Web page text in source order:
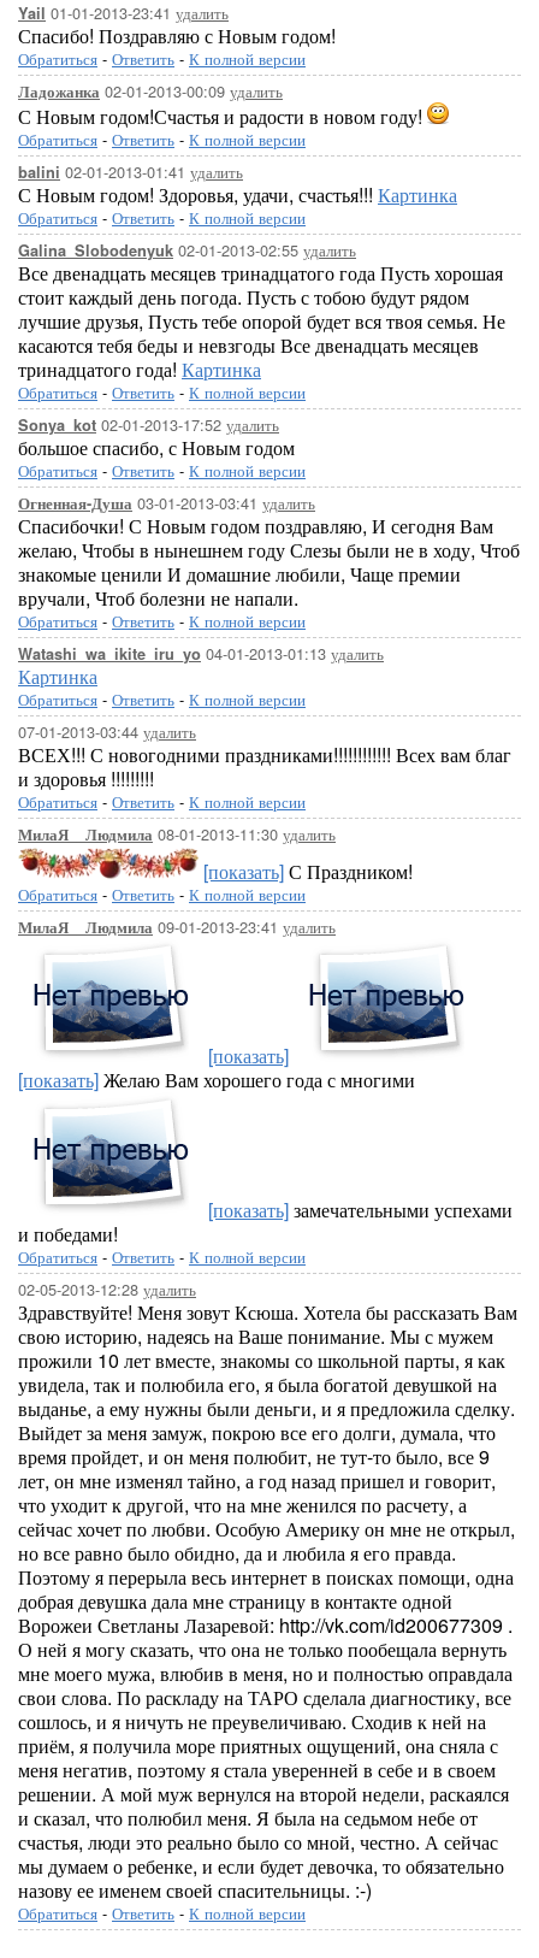
Yail 01-01-2013-23:41 удалить
Спасибо! Поздравляю с Новым годом!
Обратиться - Ответить - К полной версии
Ладожанка 02-01-2013-00:09 удалить
С Новым годом!Счастья и радости в новом году!
Обратиться - Ответить - К полной версии
balini 02-01-2013-01:41 удалить
С Новым годом! Здоровья, удачи, счастья!!! Картинка
Обратиться - Ответить - К полной версии
Galina_Slobodenyuk 02-01-2013-02:55 удалить
Все двенадцать месяцев тринадцатого года Пусть хорошая
стоит каждый день погода. Пусть с тобою будут рядом
лучшие друзья, Пусть тебе опорой будет вся твоя семья. Не
касаются тебя беды и невзгоды Все двенадцать месяцев
тринадцатого года! Картинка
Обратиться - Ответить - К полной версии
Sonya_kot 02-01-2013-17:52 удалить
большое спасибо, с Новым годом
Обратиться - Ответить - К полной версии
Огненная-Душа 03-01-2013-03:41 удалить
Спасибочки! С Новым годом поздравляю, И сегодня Вам
желаю, Чтобы в нынешнем году Слезы были не в ходу, Чтоб
знакомые ценили И домашние любили, Чаще премии
вручали, Чтоб болезни не напали.
Обратиться - Ответить - К полной версии
Watashi_wa_ikite_iru_yo 04-01-2013-01:13 удалить
Картинка
Обратиться - Ответить - К полной версии
07-01-2013-03:44 удалить
ВСЕХ!!! С новогодними праздниками!!!!!!!!!!!! Всех вам благ
и здоровья !!!!!!!!!
Обратиться - Ответить - К полной версии
МилаЯ__Людмила 08-01-2013-11:30 удалить
[показать]С Праздником!
Обратиться - Ответить - К полной версии
МилаЯ__Людмила 09-01-2013-23:41 удалить
[показать]
[показать]Желаю Вам хорошего года с многими
[показать]замечательными успехами
и победами!
Обратиться - Ответить - К полной версии
02-05-2013-12:28 удалить
Здравствуйте! Меня зовут Ксюша. Хотела бы рассказать Вам
свою историю, надеясь на Ваше понимание. Мы с мужем
прожили 10 лет вместе, знакомы со школьной парты, я как
увидела, так и полюбила его, я была богатой девушкой на
выданье, а ему нужны были деньги, и я предложила сделку.
Выйдет за меня замуж, покрою все его долги, думала, что
время пройдет, и он меня полюбит, не тут-то было, все 9
лет, он мне изменял тайно, а год назад пришел и говорит,
что уходит к другой, что на мне женился по расчету, а
сейчас хочет по любви. Особую Америку он мне не открыл,
но все равно было обидно, да и любила я его правда.
Поэтому я перерыла весь интернет в поисках помощи, одна
добрая девушка дала мне страницу в контакте одной
Ворожеи Светланы Лазаревой: http://vk.com/id200677309 .
О ней я могу сказать, что она не только пообещала вернуть
мне моего мужа, влюбив в меня, но и полностью оправдала
свои слова. По раскладу на ТАРО сделала диагностику, все
сошлось, и я ничуть не преувеличиваю. Сходив к ней на
приём, я получила море приятных ощущений, она сняла с
меня негатив, поэтому я стала уверенней в себе и в своем
решении. А мой муж вернулся на второй недели, раскаялся
и сказал, что полюбил меня. Я была на седьмом небе от
счастья, люди это реально было со мной, честно. А сейчас
мы думаем о ребенке, и если будет девочка, то обязательно
назову ее именем своей спасительницы. :-)
Обратиться - Ответить - К полной версии